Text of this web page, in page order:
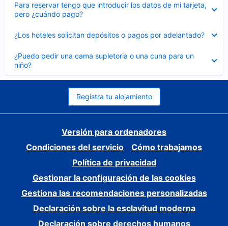
Para reservar tengo que introducir los datos de mi tarjeta,
pero ¿cuándo pago?
cerrado
¿Los hoteles solicitan depósitos o pagos por adelantado?
cerrado
¿Puedo pedir una cama supletoria o una cuna para un
niño?
cerrado
Registra tu alojamiento
Versión para ordenadores
Condiciones del servicio
Cómo trabajamos
Política de privacidad
Gestionar la configuración de las cookies
Gestiona las recomendaciones personalizadas
Declaración sobre la esclavitud moderna
Declaración sobre derechos humanos